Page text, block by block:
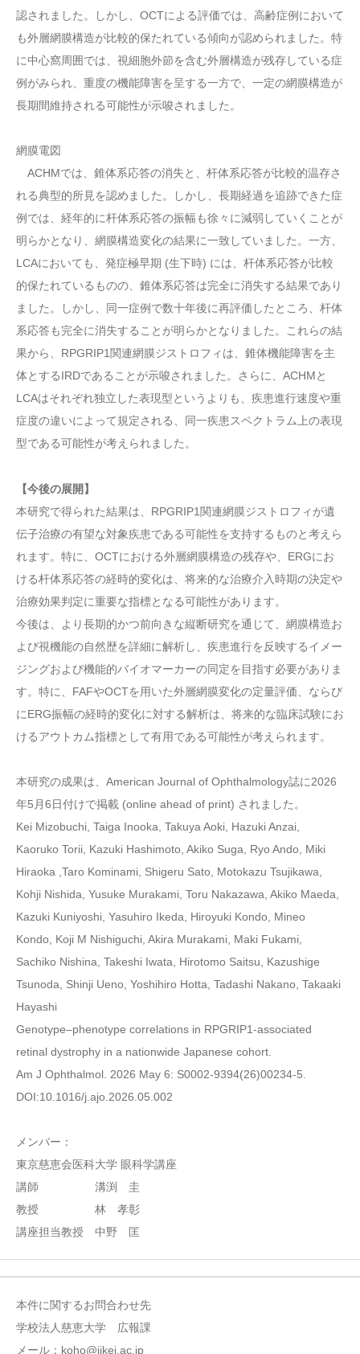
認されました。しかし、OCTによる評価では、高齢症例において
も外層網膜構造が比較的保たれている傾向が認められました。特
に中心窩周囲では、視細胞外節を含む外層構造が残存している症
例がみられ、重度の機能障害を呈する一方で、一定の網膜構造が
長期間維持される可能性が示唆されました。
網膜電図
ACHMでは、錐体系応答の消失と、杆体系応答が比較的温存さ
れる典型的所見を認めました。しかし、長期経過を追跡できた症
例では、経年的に杆体系応答の振幅も徐々に減弱していくことが
明らかとなり、網膜構造変化の結果に一致していました。一方、
LCAにおいても、発症極早期 (生下時) には、杆体系応答が比較
的保たれているものの、錐体系応答は完全に消失する結果であり
ました。しかし、同一症例で数十年後に再評価したところ、杆体
系応答も完全に消失することが明らかとなりました。これらの結
果から、RPGRIP1関連網膜ジストロフィは、錐体機能障害を主
体とするIRDであることが示唆されました。さらに、ACHMと
LCAはそれぞれ独立した表現型というよりも、疾患進行速度や重
症度の違いによって規定される、同一疾患スペクトラム上の表現
型である可能性が考えられました。
【今後の展開】
本研究で得られた結果は、RPGRIP1関連網膜ジストロフィが遺
伝子治療の有望な対象疾患である可能性を支持するものと考えら
れます。特に、OCTにおける外層網膜構造の残存や、ERGにお
ける杆体系応答の経時的変化は、将来的な治療介入時期の決定や
治療効果判定に重要な指標となる可能性があります。
今後は、より長期的かつ前向きな縦断研究を通じて、網膜構造お
よび視機能の自然歴を詳細に解析し、疾患進行を反映するイメー
ジングおよび機能的バイオマーカーの同定を目指す必要がありま
す。特に、FAFやOCTを用いた外層網膜変化の定量評価、ならび
にERG振幅の経時的変化に対する解析は、将来的な臨床試験にお
けるアウトカム指標として有用である可能性が考えられます。
本研究の成果は、American Journal of Ophthalmology誌に2026
年5月6日付けで掲載 (online ahead of print) されました。
Kei Mizobuchi, Taiga Inooka, Takuya Aoki, Hazuki Anzai,
Kaoruko Torii, Kazuki Hashimoto, Akiko Suga, Ryo Ando, Miki
Hiraoka ,Taro Kominami, Shigeru Sato, Motokazu Tsujikawa,
Kohji Nishida, Yusuke Murakami, Toru Nakazawa, Akiko Maeda,
Kazuki Kuniyoshi, Yasuhiro Ikeda, Hiroyuki Kondo, Mineo
Kondo, Koji M Nishiguchi, Akira Murakami, Maki Fukami,
Sachiko Nishina, Takeshi Iwata, Hirotomo Saitsu, Kazushige
Tsunoda, Shinji Ueno, Yoshihiro Hotta, Tadashi Nakano, Takaaki
Hayashi
Genotype–phenotype correlations in RPGRIP1-associated
retinal dystrophy in a nationwide Japanese cohort.
Am J Ophthalmol. 2026 May 6: S0002-9394(26)00234-5.
DOI:10.1016/j.ajo.2026.05.002
メンバー：
東京慈恵会医科大学 眼科学講座
講師 溝渕 圭
教授 林 孝彰
講座担当教授 中野 匡
本件に関するお問合わせ先
学校法人慈恵大学 広報課
メール：koho@jikei.ac.jp